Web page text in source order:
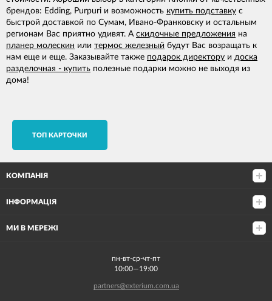
брендов: Edding, Purpuri и возможность купить подставку с
быстрой доставкой по Сумам, Ивано-Франковску и остальным
регионам Вас приятно удивят. А скидочные предложения на
планер молескин или термос железный будут Вас возращать к
нам еще и еще. Заказывайте также подарок директору и доска
разделочная - купить полезные подарки можно не выходя из
дома!
TОП КАРТОЧКИ
КОМПАНІЯ
ІНФОРМАЦІЯ
МИ В МЕРЕЖІ
пн-вт-ср-чт-пт
10:00—19:00
partners@exterium.com.ua